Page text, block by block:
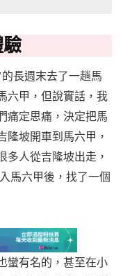
長週末去了一趟馬
六甲，但說實話，我
痛定思痛，決定把馬
隆坡開車到馬六甲，
多人從吉隆坡出走，
馬六甲後，找了一個
蠻有名的，甚至在小